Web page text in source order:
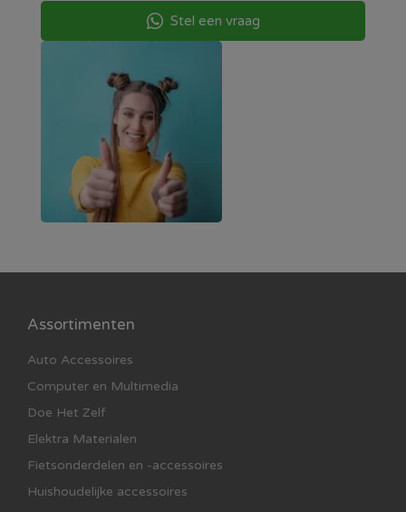
Stel een vraag
Assortimenten
Auto Accessoires
Computer en Multimedia
Doe Het Zelf
Elektra Materialen
Fietsonderdelen en -accessoires
Huishoudelijke accessoires